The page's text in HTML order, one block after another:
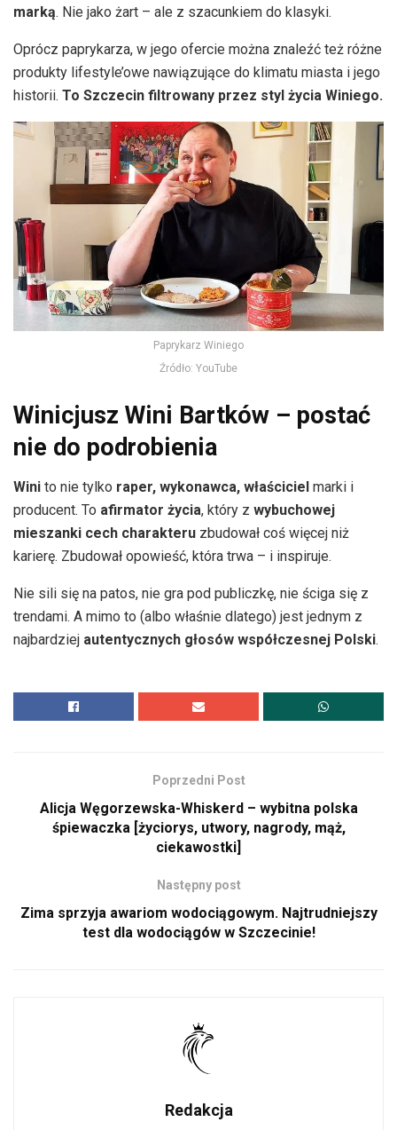
marką. Nie jako żart – ale z szacunkiem do klasyki.
Oprócz paprykarza, w jego ofercie można znaleźć też różne
produkty lifestyle’owe nawiązujące do klimatu miasta i jego
historii. To Szczecin filtrowany przez styl życia Winiego.
Paprykarz Winiego
Źródło: YouTube
Winicjusz Wini Bartków – postać
nie do podrobienia
Wini to nie tylko raper, wykonawca, właściciel marki i
producent. To afirmator życia, który z wybuchowej
mieszanki cech charakteru zbudował coś więcej niż
karierę. Zbudował opowieść, która trwa – i inspiruje.
Nie sili się na patos, nie gra pod publiczkę, nie ściga się z
trendami. A mimo to (albo właśnie dlatego) jest jednym z
najbardziej autentycznych głosów współczesnej Polski.
Poprzedni Post
Alicja Węgorzewska-Whiskerd – wybitna polska
śpiewaczka [życiorys, utwory, nagrody, mąż,
ciekawostki]
Następny post
Zima sprzyja awariom wodociągowym. Najtrudniejszy
test dla wodociągów w Szczecinie!
Redakcja